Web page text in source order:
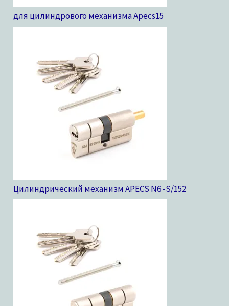
для цилиндрового механизма Apecs15
Цилиндрический механизм APECS N6 -S/152